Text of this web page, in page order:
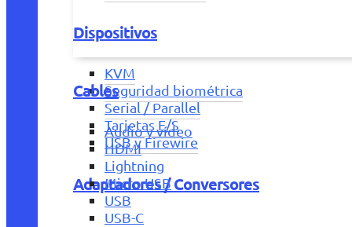
Dispositivos
KVM
Seguridad biométrica
Serial / Parallel
Tarjetas E/S
USB y Firewire
Adaptadores / Conversores
Cables
Audio y vídeo
HDMI
Lightning
Micro USB
USB
USB-C